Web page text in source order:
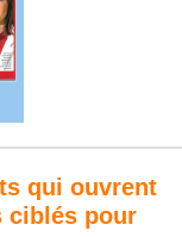
qui ouvrent
ciblés pour